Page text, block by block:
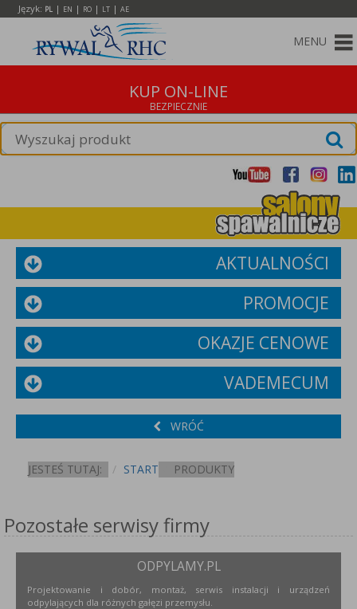
Język: PL | EN | RO | LT | AE
MENU
KUP ON-LINE
AKTUALNOŚCI
PROMOCJE
OKAZJE CENOWE
VADEMECUM
WRÓĆ
JESTEŚ TUTAJ: START PRODUKTY
Pozostałe serwisy firmy
ODPYLAMY.PL
Projektowanie i dobór, montaż, serwis instalacji i urządzeń
odpylających dla różnych gałęzi przemysłu.